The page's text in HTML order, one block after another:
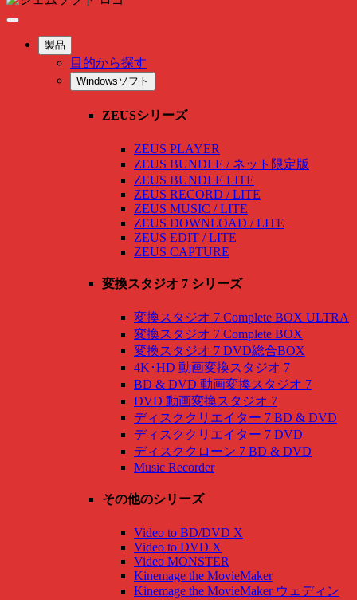
製品
目的から探す
Windowsソフト
ZEUSシリーズ
ZEUS PLAYER
ZEUS BUNDLE / ネット限定版
ZEUS BUNDLE LITE
ZEUS RECORD / LITE
ZEUS MUSIC / LITE
ZEUS DOWNLOAD / LITE
ZEUS EDIT / LITE
ZEUS CAPTURE
変換スタジオ 7 シリーズ
変換スタジオ 7 Complete BOX ULTRA
変換スタジオ 7 Complete BOX
変換スタジオ 7 DVD総合BOX
4K･HD 動画変換スタジオ 7
BD & DVD 動画変換スタジオ 7
DVD 動画変換スタジオ 7
ディスククリエイター 7 BD & DVD
ディスククリエイター 7 DVD
ディスククローン 7 BD & DVD
Music Recorder
その他のシリーズ
Video to BD/DVD X
Video to DVD X
Video MONSTER
Kinemage the MovieMaker
Kinemage the MovieMaker ウェディン